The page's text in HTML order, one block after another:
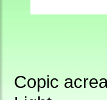
Copic